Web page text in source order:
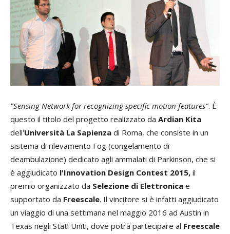
"Sensing Network for recognizing specific motion features". È
questo il titolo del progetto realizzato da Ardian Kita
dell'Università La Sapienza di Roma, che consiste in un
sistema di rilevamento Fog (congelamento di
deambulazione) dedicato agli ammalati di Parkinson, che si
è aggiudicato l'Innovation Design Contest 2015, il
premio organizzato da Selezione di Elettronica e
supportato da Freescale. Il vincitore si è infatti aggiudicato
un viaggio di una settimana nel maggio 2016 ad Austin in
Texas negli Stati Uniti, dove potrà partecipare al Freescale